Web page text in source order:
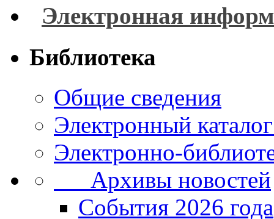
Электронная
Библиотека
Общие сведения
Электронный
Электронно-
Архивы новостей
Cобытия 2026 года